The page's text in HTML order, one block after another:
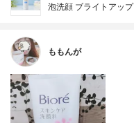
泡洗顔 ブライトアップ
ももんが